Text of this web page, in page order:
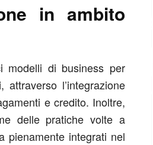
in ambito
modelli di business per
l’integrazione
e credito. Inoltre,
delle pratiche volte a
pienamente integrati nel